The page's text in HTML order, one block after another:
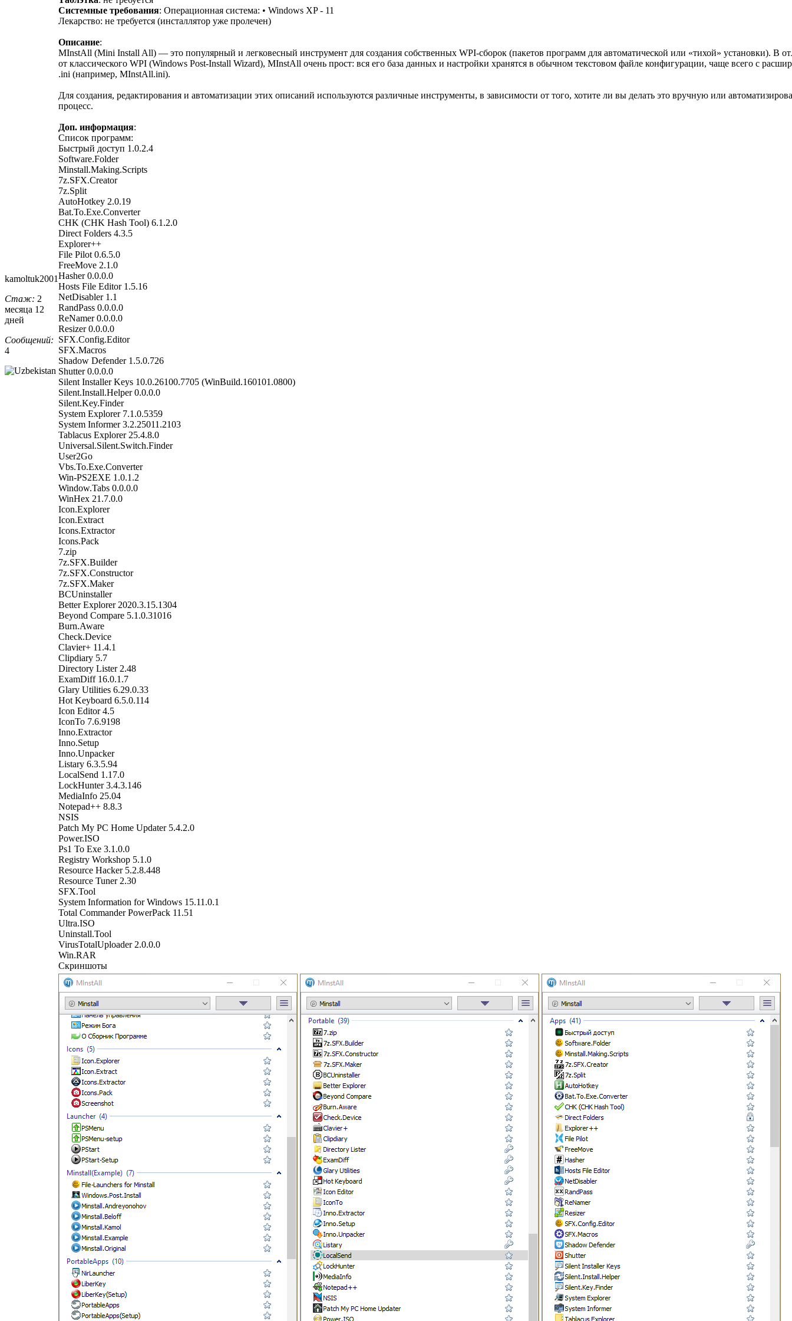
kamoltuk2001
Стаж: 2
месяца 12
дней
Сообщений:
4
Системные требования: Операционная система: • Windows XP - 11
Лекарство: не требуется (инсталлятор уже пролечен)
Описание:
MInstAll (Mini Install All) — это популярный и легковесный инструмент для создания собственных WPI-сборок (пакетов программ для автоматической или «тихой» установки). В
от классического WPI (Windows Post-Install Wizard), MInstAll очень прост: вся его база данных и настройки хранятся в обычном текстовом файле конфигурации, чаще всего с
.ini (например, MInstAll.ini).
Для создания, редактирования и автоматизации этих описаний используются различные инструменты, в зависимости от того, хотите ли вы делать это вручную или
процесс.
Доп. информация:
Список программ:
Быстрый доступ 1.0.2.4
Software.Folder
Minstall.Making.Scripts
7z.SFX.Creator
7z.Split
AutoHotkey 2.0.19
Bat.To.Exe.Converter
CHK (CHK Hash Tool) 6.1.2.0
Direct Folders 4.3.5
Explorer++
File Pilot 0.6.5.0
FreeMove 2.1.0
Hasher 0.0.0.0
Hosts File Editor 1.5.16
NetDisabler 1.1
RandPass 0.0.0.0
ReNamer 0.0.0.0
Resizer 0.0.0.0
SFX.Config.Editor
SFX.Macros
Shadow Defender 1.5.0.726
Shutter 0.0.0.0
Silent Installer Keys 10.0.26100.7705 (WinBuild.160101.0800)
Silent.Install.Helper 0.0.0.0
Silent.Key.Finder
System Explorer 7.1.0.5359
System Informer 3.2.25011.2103
Tablacus Explorer 25.4.8.0
Universal.Silent.Switch.Finder
User2Go
Vbs.To.Exe.Converter
Win-PS2EXE 1.0.1.2
Window.Tabs 0.0.0.0
WinHex 21.7.0.0
Icon.Explorer
Icon.Extract
Icons.Extractor
Icons.Pack
7.zip
7z.SFX.Builder
7z.SFX.Constructor
7z.SFX.Maker
BCUninstaller
Better Explorer 2020.3.15.1304
Beyond Compare 5.1.0.31016
Burn.Aware
Check.Device
Clavier+ 11.4.1
Clipdiary 5.7
Directory Lister 2.48
ExamDiff 16.0.1.7
Glary Utilities 6.29.0.33
Hot Keyboard 6.5.0.114
Icon Editor 4.5
IconTo 7.6.9198
Inno.Extractor
Inno.Setup
Inno.Unpacker
Listary 6.3.5.94
LocalSend 1.17.0
LockHunter 3.4.3.146
MediaInfo 25.04
Notepad++ 8.8.3
NSIS
Patch My PC Home Updater 5.4.2.0
Power.ISO
Ps1 To Exe 3.1.0.0
Registry Workshop 5.1.0
Resource Hacker 5.2.8.448
Resource Tuner 2.30
SFX.Tool
System Information for Windows 15.11.0.1
Total Commander PowerPack 11.51
Ultra.ISO
Uninstall.Tool
VirusTotalUploader 2.0.0.0
Win.RAR
Скриншоты